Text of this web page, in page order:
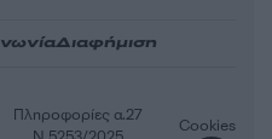
Διαφήμιση
Πληροφορίες α.27
Cookies